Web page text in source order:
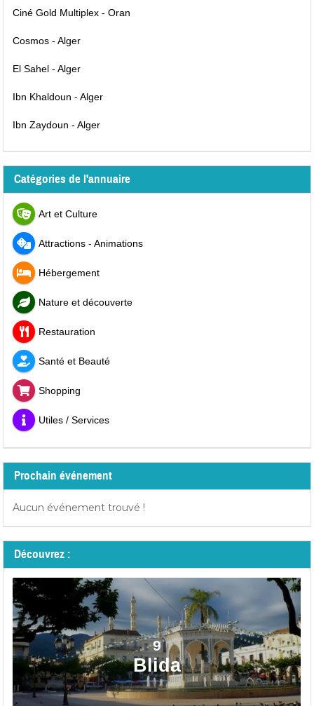
Ciné Gold Multiplex - Oran
Cosmos - Alger
El Sahel - Alger
Ibn Khaldoun - Alger
Ibn Zaydoun - Alger
Catégories de l'annuaire
Art et Culture
Attractions - Animations
Hébergement
Nature et découverte
Restauration
Santé et Beauté
Shopping
Utiles / Services
Prochain événement
Aucun événement trouvé !
Découvrez :
9
Blida